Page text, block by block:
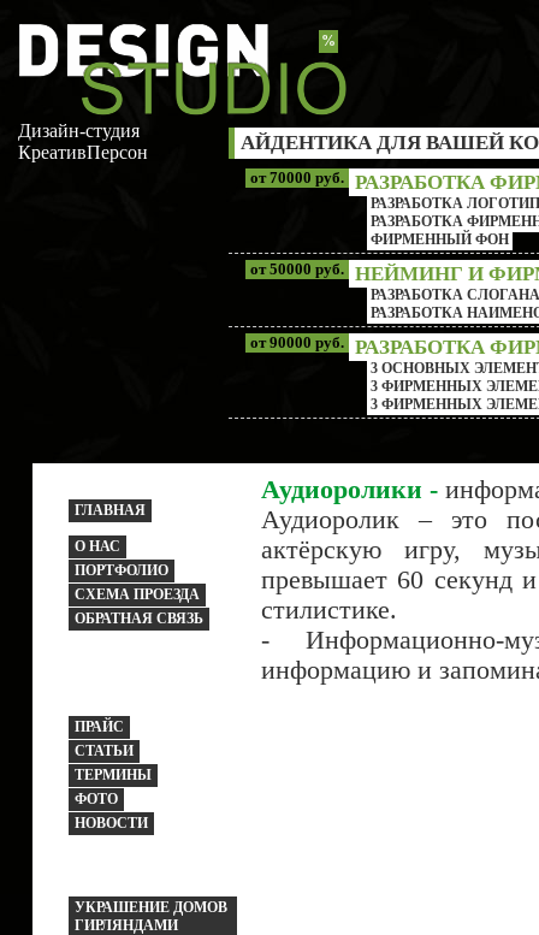
Дизайн-студия
КреативПерсон
%
АЙДЕНТИКА ДЛЯ ВАШЕЙ
РАЗРАБОТКА
РАЗРАБОТКА
РАЗРАБОТКА
ФИРМЕННЫЙ ФОН
от 70000 руб.
НЕЙМИНГ И
РАЗРАБОТКА
РАЗРАБОТКА
от 50000 руб.
РАЗРАБОТКА
3 ОСНОВНЫХ
3 ФИРМЕННЫХ
3 ФИРМЕННЫХ
от 90000 руб.
ГЛАВНАЯ
О НАС
ПОРТФОЛИО
СХЕМА ПРОЕЗДА
ОБРАТНАЯ СВЯЗЬ
ПРАЙС
СТАТЬИ
ТЕРМИНЫ
ФОТО
НОВОСТИ
УКРАШЕНИЕ ДОМОВ
ГИРЛЯНДАМИ
Аудиоролики -
Аудиоролик – это
актёрскую игру,
превышает 60 секунд
стилистике.
- Информационно-
информацию и